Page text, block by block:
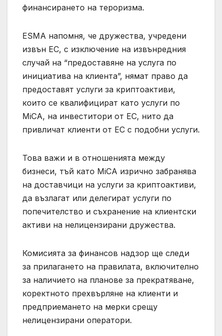
финансирането на тероризма.
ESMA напомня, че дружества, учредени
извън ЕС, с изключение на извънредния
случай на “предоставяне на услуга по
инициатива на клиента”, нямат право да
предоставят услуги за криптоактиви,
които се квалифицират като услуги по
MiCA, на инвеститори от ЕС, нито да
привличат клиенти от ЕС с подобни услуги.
Това важи и в отношенията между
бизнеси, тъй като MiCA изрично забранява
на доставчици на услуги за криптоактиви,
да възлагат или делегират услуги по
попечителство и съхранение на клиентски
активи на нелицензирани дружества.
Комисията за финансов надзор ще следи
за прилагането на правилата, включително
за наличието на планове за прекратяване,
коректното прехвърляне на клиенти и
предприемането на мерки срещу
нелицензирани оператори.